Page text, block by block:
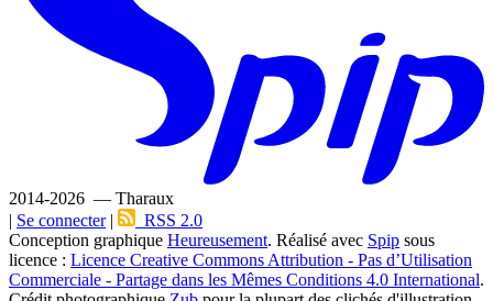
2014-2026 — Tharaux
| Se connecter|
RSS 2.0
Conception graphique Heureusement. Réalisé avec Spip sous
licence : Licence Creative Commons Attribution - Pas d’Utilisation
Commerciale - Partage dans les Mêmes Conditions 4.0 International.